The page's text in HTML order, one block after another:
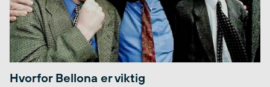
Hvorfor Bellona er viktig